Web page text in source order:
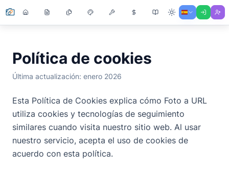
Política de cookies
Última actualización: enero 2026
Esta Política de Cookies explica cómo Foto a URL
utiliza cookies y tecnologías de seguimiento
similares cuando visita nuestro sitio web. Al usar
nuestro servicio, acepta el uso de cookies de
acuerdo con esta política.